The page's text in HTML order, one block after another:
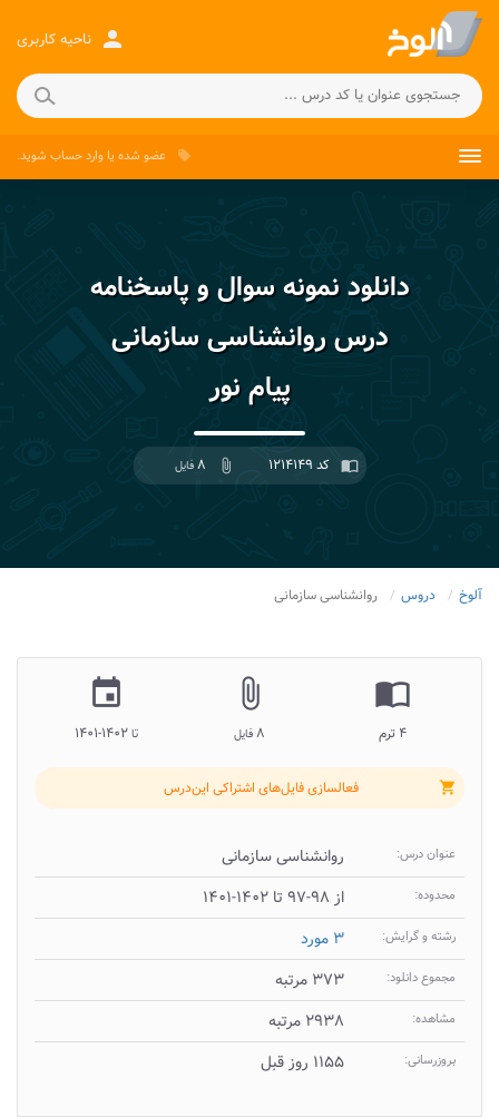
person ناحیه کاربری
local_offer عضو شده یاوارد حساب شوید.
دانلود نمونه سوال و پاسخنامه
درس روانشناسی سازمانی
پیام نور
import_contacts کد ۱۲۱۴۱۴۹ attach_file ۸ فایل
آلوخ دروس روانشناسی سازمانی
import_contacts
۴ ترم
attach_file
۸فایل
insert_invitation
تا۱۴۰۲-۱۴۰۱
shopping_cart فعالسازی فایل‌های اشتراکی این‌درس
عنوان درس: روانشناسی سازمانی
محدوده: از ۹۸-۹۷ تا ۱۴۰۲-۱۴۰۱
رشته و گرایش: ۳ مورد
مجموع دانلود: ۳۷۳ مرتبه
مشاهده: ۲۹۳۸ مرتبه
بروزرسانی: ۱۱۵۵ روز قبل